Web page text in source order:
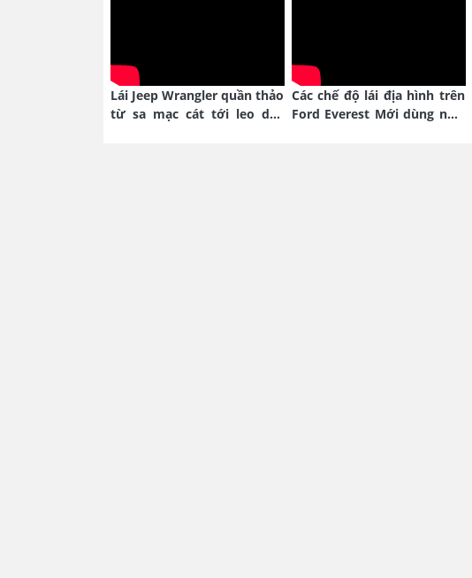
Lái Jeep Wrangler quần thảo
từ sa mạc cát tới leo dốc
Các chế độ lái địa hình trên
Ford Everest Mới dùng như